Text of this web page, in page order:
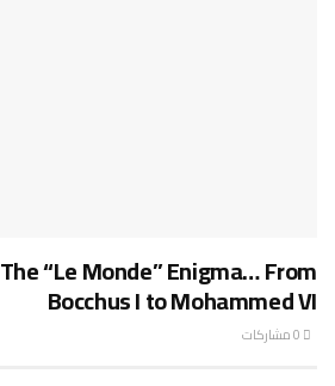
The “Le Monde” Enigma… From
Bocchus I to Mohammed VI